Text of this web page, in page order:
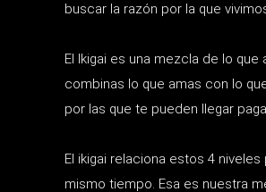
buscar la razón por la que
El Ikigai es una mezcla de lo
combinas lo que amas con lo
por las que te pueden llegar
El ikigai relaciona estos 4
mismo tiempo. Esa es nuestra